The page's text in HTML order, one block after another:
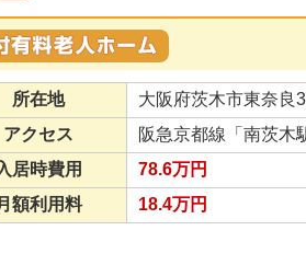
所在地
大阪府茨木市東奈良
アクセス
阪急京都線「南茨木
居時費用
78.6万円
額利用料
18.4万円